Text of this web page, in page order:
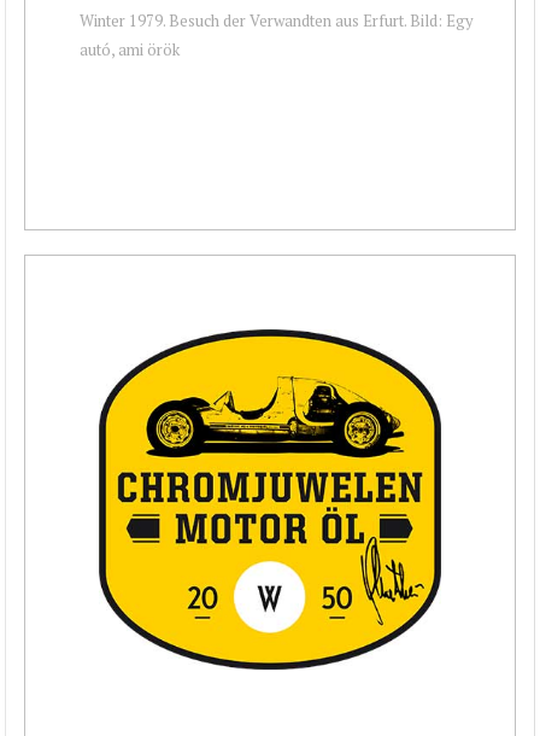
Winter 1979. Besuch der Verwandten aus Erfurt. Bild: Egy
autó, ami örök